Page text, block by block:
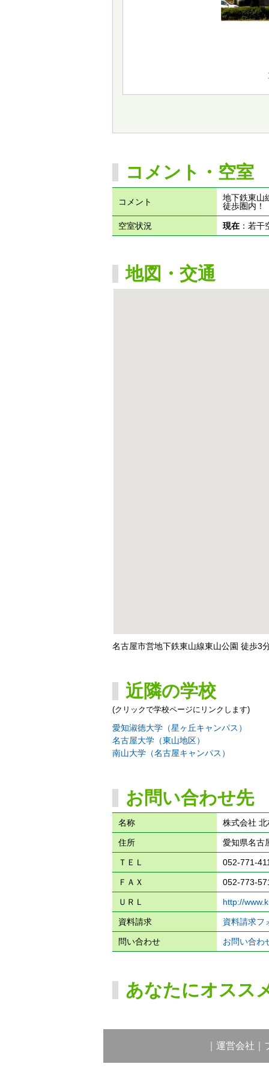
コメント・空室
コメント
地下鉄東山
徒歩圏内！
空室状況 現在：若
地図・交通
名古屋市営地下鉄東山線東山公園 徒歩3
近隣の学校
(クリックで学校ページにリンクします)
愛知淑徳大学（星ヶ丘キャンパス）
名古屋大学（東山地区）
南山大学（名古屋キャンパス）
お問い合わせ先
名称 株式会社
住所 愛知県名古
ＴＥＬ 052-771-
ＦＡＸ 052-773-
ＵＲＬ http://
資料請求 資料請求フ
問い合わせ お問い合わ
あなたにオスス
運営会社